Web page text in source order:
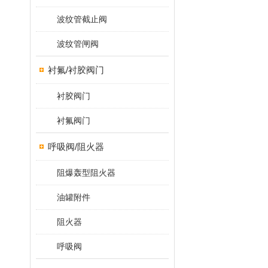
波纹管截止阀
波纹管闸阀
衬氟/衬胶阀门
衬胶阀门
衬氟阀门
呼吸阀/阻火器
阻爆轰型阻火器
油罐附件
阻火器
呼吸阀